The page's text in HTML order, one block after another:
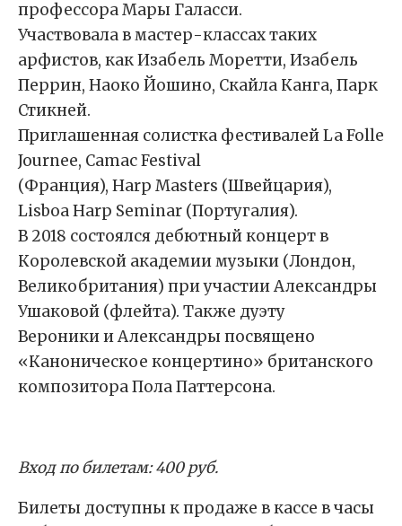
профессора Мары Галасси.
Участвовала в мастер-классах таких
арфистов, как Изабель Моретти, Изабель
Перрин, Наоко Йошино, Скайла Канга, Парк
Стикней.
Приглашенная солистка фестивалей La Folle
Journee, Camac Festival
(Франция), Harp Masters (Швейцария),
Lisboa Harp Seminar (Португалия).
В 2018 состоялся дебютный концерт в
Королевской академии музыки (Лондон,
Великобритания) при участии Александры
Ушаковой (флейта). Также дуэту
Вероники и Александры посвящено
«Каноническое концертино» британского
композитора Пола Паттерсона.
Вход по билетам: 400 руб.
Билеты доступны к продаже в кассе в часы